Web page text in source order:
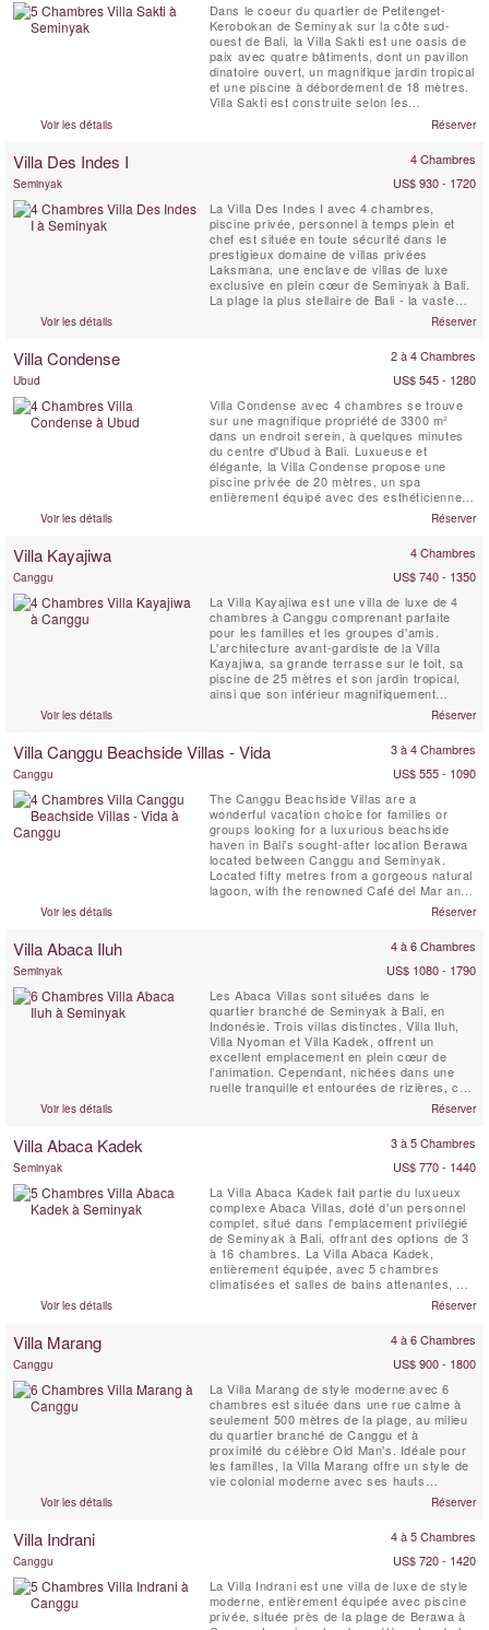
Dans le coeur du quartier de Petitenget-
Kerobokan de Seminyak sur la côte sud-
ouest de Bali, la Villa Sakti est une oasis de
paix avec quatre bâtiments, dont un pavillon
dinatoire ouvert, un magnifique jardin tropical
et une piscine à débordement de 18 mètres.
Villa Sakti est construite selon les
spécifications de l'architecte néerlandais
Voir les détails Réserver
Villa Des Indes I 4 Chambres
Seminyak
US$ 930 - 1720
La Villa Des Indes I avec 4 chambres,
piscine privée, personnel à temps plein et
chef est située en toute sécurité dans le
prestigieux domaine de villas privées
Laksmana, une enclave de villas de luxe
exclusive en plein cœur de Seminyak à Bali.
La plage la plus stellaire de Bali - la vaste
étendue de la plage de Petitenget est à
seulement cinq minutes à pied. La plupart
l'île sont à quelques pas, notamment Ku De
Voir les détails Réserver
Villa Condense 2 à 4 Chambres
Ubud
US$ 545 - 1280
Villa Condense avec 4 chambres se trouve
sur une magnifique propriété de 3300 m²
dans un endroit serein, à quelques minutes
du centre d'Ubud à Bali. Luxueuse et
élégante, la Villa Condense propose une
piscine privée de 20 mètres, un spa
entièrement équipé avec des esthéticiennes
qualifiées, un chef et un personnel à temps
plein. Cette villa privée de style moderne est
souhaitant découvrir le vrai Bali dans un luxe
Voir les détails Réserver
Villa Kayajiwa 4 Chambres
Canggu
US$ 740 - 1350
La Villa Kayajiwa est une villa de luxe de 4
chambres à Canggu comprenant parfaite
pour les familles et les groupes d'amis.
L'architecture avant-gardiste de la Villa
Kayajiwa, sa grande terrasse sur le toit, sa
piscine de 25 mètres et son jardin tropical,
ainsi que son intérieur magnifiquement
conçu, sa salle de karaoké spécialement
conçue et son personnel amical, en font un
calme de Batu Bolong, un quartier très
Voir les détails Réserver
Villa Canggu Beachside Villas - Vida 3 à 4 Chambres
Canggu
US$ 555 - 1090
The Canggu Beachside Villas are a
wonderful vacation choice for families or
groups looking for a luxurious beachside
haven in Bali's sought-after location Berawa
located between Canggu and Seminyak.
Located fifty metres from a gorgeous natural
lagoon, with the renowned Café del Mar and
Lalaguna just a 100 m stroll from your front
door, the three villas have been designed to
own unique character. Five-bedroomed Villa
Voir les détails Réserver
Villa Abaca Iluh 4 à 6 Chambres
Seminyak
US$ 1080 - 1790
Les Abaca Villas sont situées dans le
quartier branché de Seminyak à Bali, en
Indonésie. Trois villas distinctes, Villa Iluh,
Villa Nyoman et Villa Kadek, offrent un
excellent emplacement en plein cœur de
l’animation. Cependant, nichées dans une
ruelle tranquille et entourées de rizières, ces
villas garantissent une atmosphère paisible
à quelques pas des Abaca Villas.
Voir les détails Réserver
Villa Abaca Kadek 3 à 5 Chambres
Seminyak
US$ 770 - 1440
La Villa Abaca Kadek fait partie du luxueux
complexe Abaca Villas, doté d'un personnel
complet, situé dans l'emplacement privilégié
de Seminyak à Bali, offrant des options de 3
à 16 chambres. La Villa Abaca Kadek,
entièrement équipée, avec 5 chambres
climatisées et salles de bains attenantes, est
une retraite de luxe sur 2 étages avec une
conception architecturale époustouflante et
espace de vie décloisonné bénéficie d'une...
Voir les détails Réserver
Villa Marang 4 à 6 Chambres
Canggu
US$ 900 - 1800
La Villa Marang de style moderne avec 6
chambres est située dans une rue calme à
seulement 500 mètres de la plage, au milieu
du quartier branché de Canggu et à
proximité du célèbre Old Man's. Idéale pour
les familles, la Villa Marang offre un style de
vie colonial moderne avec ses hauts
plafonds, sa piscine privée de 18 mètres, sa
salle de sport entièrement équipée et son
Voir les détails Réserver
Villa Indrani 4 à 5 Chambres
Canggu
US$ 720 - 1420
La Villa Indrani est une villa de luxe de style
moderne, entièrement équipée avec piscine
privée, située près de la plage de Berawa à